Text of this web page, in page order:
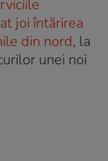
joi întărirea
din nord, la
unei noi